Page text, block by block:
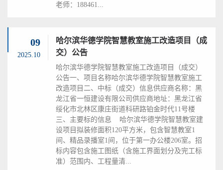
老师：188461...
09
2025.10
哈尔滨华德学院智慧教室施工改造项目（成
交）公告
哈尔滨华德学院智慧教室施工改造项目（成交）
公告一、项目名称哈尔滨华德学院智慧教室施工
改造项目二、中标（成交）信息供应商名称：黑
龙江省一恒建设有限公司供应商地址：黑龙江省
绥化市北林区康庄街道科研路铂金时代11号楼
三、主要标的信息 哈尔滨华德学院智慧教室建
设项目拟装修面积120平方米，包含智慧教室1
间、精品录播室1间，位于第一办公楼206室。招
标内容包含施工图纸（含施工界面划分及完工标
准）范围内、工程量清...